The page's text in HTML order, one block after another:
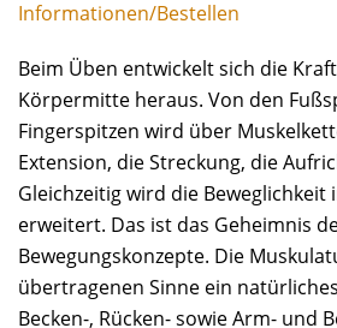
Informationen/Bestellen
Beim Üben entwickelt sich die
Körpermitte heraus. Von den
Fingerspitzen wird über
Extension, die Streckung, die
Gleichzeitig wird die Beweglichkeit
erweitert. Das ist das Geheimnis
Bewegungskonzepte. Die
übertragenen Sinne ein
Becken-, Rücken- sowie Arm- und